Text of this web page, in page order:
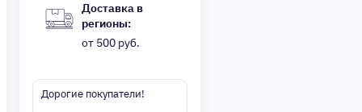
Доставка в
регионы:
от 500 руб.
Дорогие покупатели!